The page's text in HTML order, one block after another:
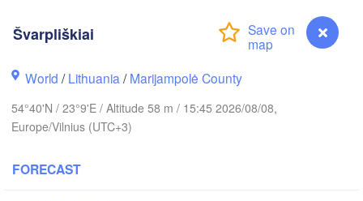
Švarpliškiai
World /Lithuania /Marijampolė County
54°40'N / 23°9'E / Altitude 58 m / 15:45 2026/08/08,
Europe/Vilnius (UTC+3)
FORECAST